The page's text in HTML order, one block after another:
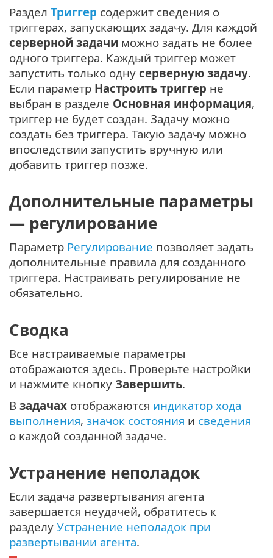
Раздел Триггер содержит сведения о
триггерах, запускающих задачу. Для каждой
серверной задачи можно задать не более
одного триггера. Каждый триггер может
запустить только одну серверную задачу.
Если параметр Настроить триггер не
выбран в разделе Основная информация,
триггер не будет создан. Задачу можно
создать без триггера. Такую задачу можно
впоследствии запустить вручную или
добавить триггер позже.
Дополнительные параметры
— регулирование
Параметр Регулирование позволяет задать
дополнительные правила для созданного
триггера. Настраивать регулирование не
обязательно.
Сводка
Все настраиваемые параметры
отображаются здесь. Проверьте настройки
и нажмите кнопку Завершить.
В задачах отображаются индикатор хода
выполнения, значок состояния и сведения
о каждой созданной задаче.
Устранение неполадок
Если задача развертывания агента
завершается неудачей, обратитесь к
разделу Устранение неполадок при
развертывании агента.